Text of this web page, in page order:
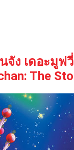
จัง เดอะมู
The